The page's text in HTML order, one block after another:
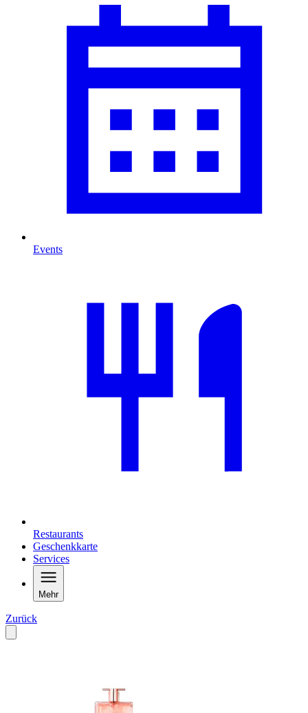
Events
Restaurants
Geschenkkarte
Services
Mehr
Zurück